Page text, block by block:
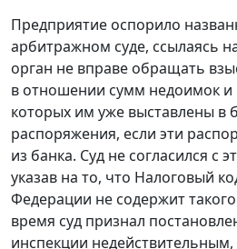
Предприятие оспорило
арбитражном суде, ссылаясь
орган не вправе обращать
в отношении сумм недоимок и
которых им уже выставлены в
распоряжения, если эти
из банка. Суд не согласился с
указав на то, что Налоговый
Федерации не содержит
время суд признал
инспекции недействительным,